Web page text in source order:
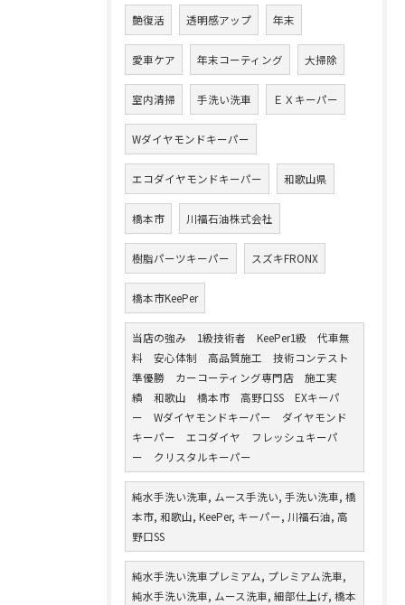
艶復活 透明感アップ 年末
愛車ケア 年末コーティング 大掃除
室内清掃 手洗い洗車 ＥＸキーパー
Wダイヤモンドキーパー
エコダイヤモンドキーパー 和歌山県
橋本市 川福石油株式会社
樹脂パーツキーパー スズキFRONX
橋本市KeePer
当店の強み 1級技術者 KeePer1級 代車無
料 安心体制 高品質施工 技術コンテスト
準優勝 カーコーティング専門店 施工実
績 和歌山 橋本市 高野口SS EXキーパ
ー Wダイヤモンドキーパー ダイヤモンド
キーパー エコダイヤ フレッシュキーパ
ー クリスタルキーパー
純水手洗い洗車, ムース手洗い, 手洗い洗車, 橋
本市, 和歌山, KeePer, キーパー, 川福石油, 高
野口SS
純水手洗い洗車プレミアム, プレミアム洗車,
純水手洗い洗車, ムース洗車, 細部仕上げ, 橋本